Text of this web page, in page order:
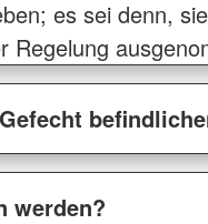
es sei denn,
Regelung
werden?